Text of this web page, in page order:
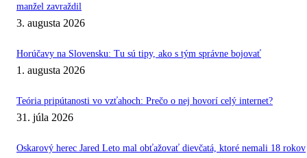
manžel zavraždil
3. augusta 2026
Horúčavy na Slovensku: Tu sú tipy, ako s tým správne bojovať
1. augusta 2026
Teória pripútanosti vo vzťahoch: Prečo o nej hovorí celý internet?
31. júla 2026
Oskarový herec Jared Leto mal obťažovať dievčatá, ktoré nemali 18 rokov